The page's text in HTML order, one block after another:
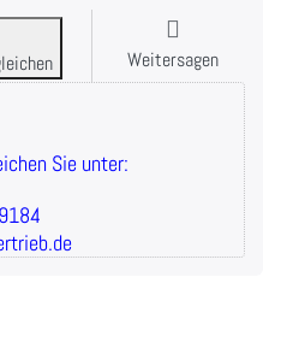
Weitersagen
Sie unter: